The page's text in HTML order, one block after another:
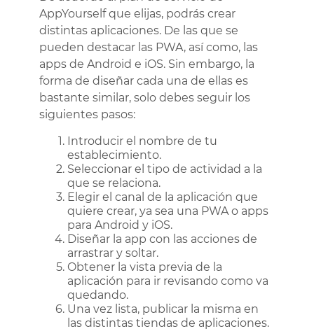
AppYourself que elijas, podrás crear
distintas aplicaciones. De las que se
pueden destacar las PWA, así como, las
apps de Android e iOS. Sin embargo, la
forma de diseñar cada una de ellas es
bastante similar, solo debes seguir los
siguientes pasos:
Introducir el nombre de tu
establecimiento.
Seleccionar el tipo de actividad a la
que se relaciona.
Elegir el canal de la aplicación que
quiere crear, ya sea una PWA o apps
para Android y iOS.
Diseñar la app con las acciones de
arrastrar y soltar.
Obtener la vista previa de la
aplicación para ir revisando como va
quedando.
Una vez lista, publicar la misma en
las distintas tiendas de aplicaciones.